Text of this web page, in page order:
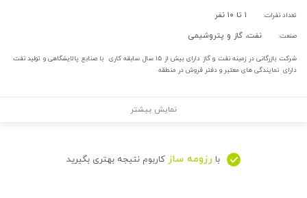
تعداد نفرات: ۱ تا ۱۰ نفر
صنعت: نفت، گاز و پتروشیمی
شرکت بازرگانی در زمینه نفت و گاز دارای بیش از ۱۵ سال سابقه کاری با صنابع پالایشگاهی و تولید نفت
دارای نمایندگی های معتبر و دفتر فروش در منطقه
نمایش بیشتر
با رزومه ساز کاربوم نتیجه بهتری بگیرید